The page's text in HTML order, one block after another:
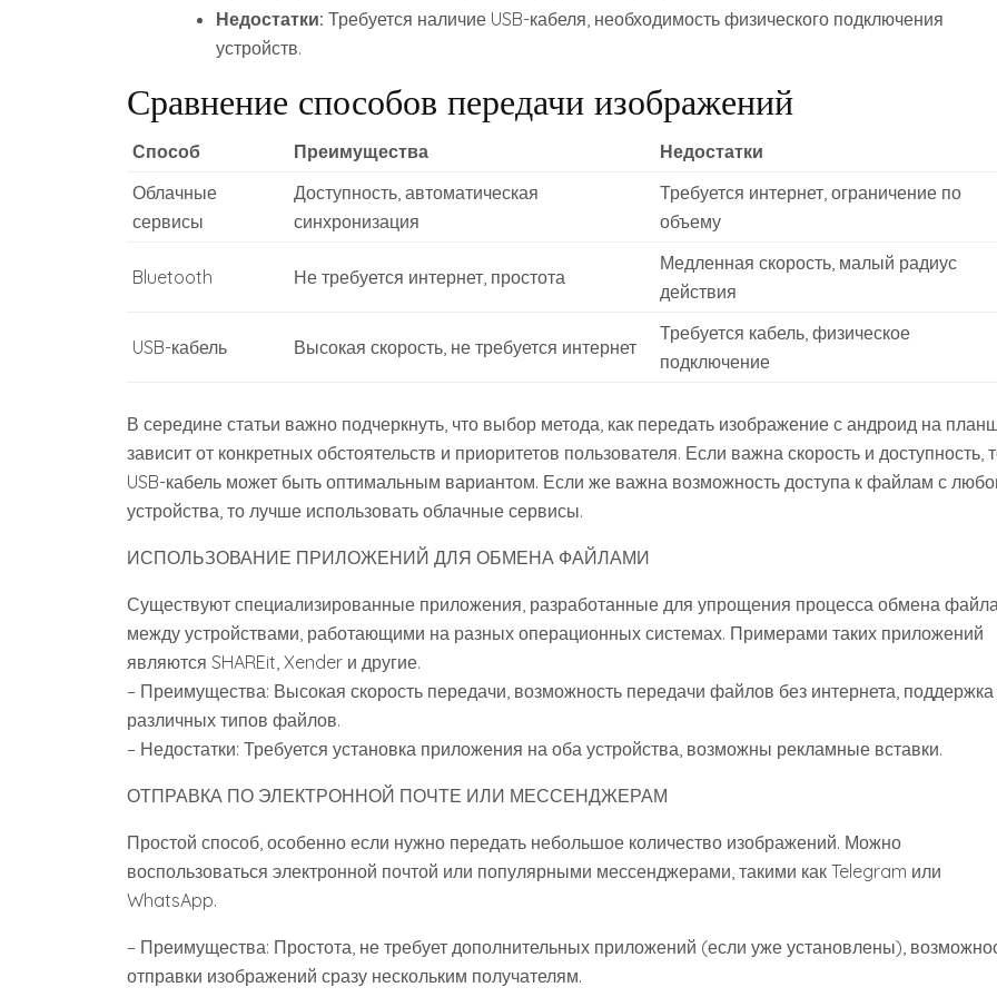
Недостатки: Требуется наличие USB-кабеля, необходимость физического подключения
устройств.
Сравнение способов передачи изображений
Способ Преимущества
Недостатки
Облачные
сервисы
Доступность, автоматическая
синхронизация
Требуется интернет, ограничение по
объему
Bluetooth Не требуется интернет, простота
Медленная скорость, малый радиус
действия
USB-кабель Высокая скорость, не требуется интернет
Требуется кабель, физическое
подключение
В середине статьи важно подчеркнуть, что выбор метода, как передать изображение с андроид на
зависит от конкретных обстоятельств и приоритетов пользователя. Если важна скорость и доступность,
USB-кабель может быть оптимальным вариантом. Если же важна возможность доступа к файлам с
устройства, то лучше использовать облачные сервисы.
ИСПОЛЬЗОВАНИЕ ПРИЛОЖЕНИЙ ДЛЯ ОБМЕНА ФАЙЛАМИ
Существуют специализированные приложения, разработанные для упрощения процесса обмена
между устройствами, работающими на разных операционных системах. Примерами таких приложений
являются SHAREit, Xender и другие.
– Преимущества: Высокая скорость передачи, возможность передачи файлов без интернета, поддержка
различных типов файлов.
– Недостатки: Требуется установка приложения на оба устройства, возможны рекламные вставки.
ОТПРАВКА ПО ЭЛЕКТРОННОЙ ПОЧТЕ ИЛИ МЕССЕНДЖЕРАМ
Простой способ, особенно если нужно передать небольшое количество изображений. Можно
воспользоваться электронной почтой или популярными мессенджерами, такими как Telegram или
WhatsApp.
– Преимущества: Простота, не требует дополнительных приложений (если уже установлены),
отправки изображений сразу нескольким получателям.